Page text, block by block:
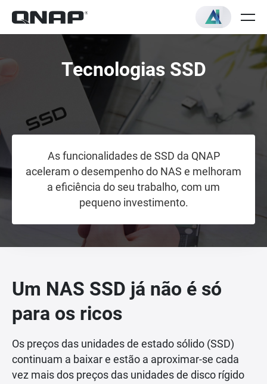
Tecnologias SSD
As funcionalidades de SSD da QNAP
aceleram o desempenho do NAS e melhoram
a eficiência do seu trabalho, com um
pequeno investimento.
Um NAS SSD já não é só
para os ricos
Os preços das unidades de estado sólido (SSD)
continuam a baixar e estão a aproximar-se cada
vez mais dos preços das unidades de disco rígido